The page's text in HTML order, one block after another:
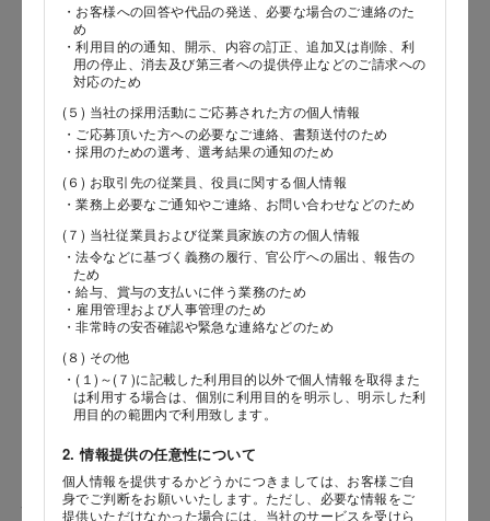
・お客様への回答や代品の発送、必要な場合のご連絡のた
め
・利用目的の通知、開示、内容の訂正、追加又は削除、利
用の停止、消去及び第三者への提供停止などのご請求への
対応のため
(５) 当社の採用活動にご応募された方の個人情報
・ご応募頂いた方への必要なご連絡、書類送付のため
・採用のための選考、選考結果の通知のため
(６) お取引先の従業員、役員に関する個人情報
・業務上必要なご通知やご連絡、お問い合わせなどのため
(７) 当社従業員および従業員家族の方の個人情報
・法令などに基づく義務の履行、官公庁への届出、報告の
ため
・給与、賞与の支払いに伴う業務のため
・雇用管理および人事管理のため
・非常時の安否確認や緊急な連絡などのため
(８) その他
・(１)～(７)に記載した利用目的以外で個人情報を取得また
は利用する場合は、個別に利用目的を明示し、明示した利
用目的の範囲内で利用致します。
2. 情報提供の任意性について
個人情報を提供するかどうかにつきましては、お客様ご自
身でご判断をお願いいたします。ただし、必要な情報をご
提供いただけなかった場合には、当社のサービスを受けら
郵便番号
都道府県
番地以降